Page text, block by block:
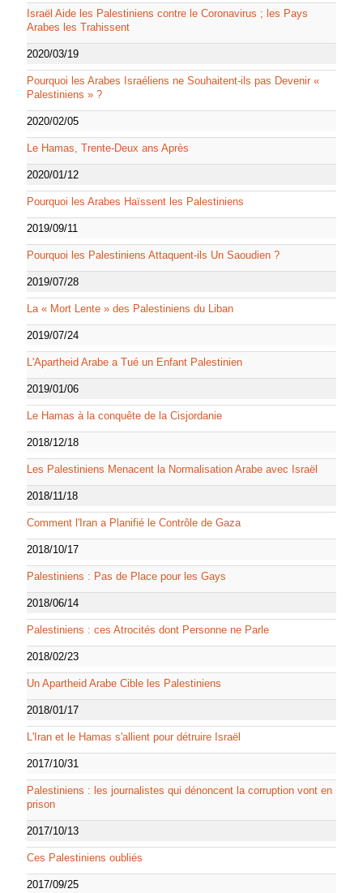
Israël Aide les Palestiniens contre le Coronavirus ; les Pays
Arabes les Trahissent
2020/03/19
Pourquoi les Arabes Israéliens ne Souhaitent-ils pas Devenir «
Palestiniens » ?
2020/02/05
Le Hamas, Trente-Deux ans Après
2020/01/12
Pourquoi les Arabes Haïssent les Palestiniens
2019/09/11
Pourquoi les Palestiniens Attaquent-ils Un Saoudien ?
2019/07/28
La « Mort Lente » des Palestiniens du Liban
2019/07/24
L'Apartheid Arabe a Tué un Enfant Palestinien
2019/01/06
Le Hamas à la conquête de la Cisjordanie
2018/12/18
Les Palestiniens Menacent la Normalisation Arabe avec Israël
2018/11/18
Comment l'Iran a Planifié le Contrôle de Gaza
2018/10/17
Palestiniens : Pas de Place pour les Gays
2018/06/14
Palestiniens : ces Atrocités dont Personne ne Parle
2018/02/23
Un Apartheid Arabe Cible les Palestiniens
2018/01/17
L'Iran et le Hamas s'allient pour détruire Israël
2017/10/31
Palestiniens : les journalistes qui dénoncent la corruption vont en
prison
2017/10/13
Ces Palestiniens oubliés
2017/09/25